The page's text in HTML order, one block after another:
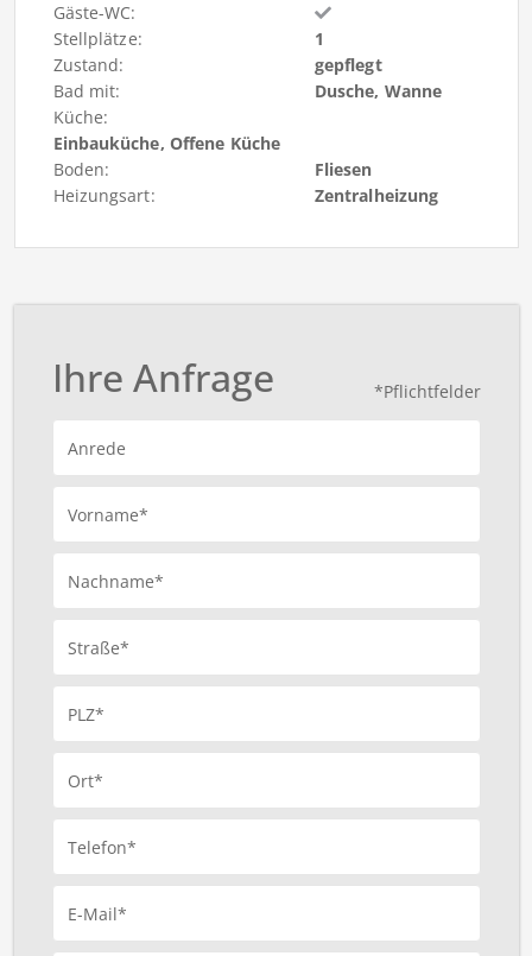
Gäste-WC:
Stellplätze:
1
Zustand:
gepflegt
Bad mit:
Dusche, Wanne
Küche:
Einbauküche, Offene Küche
Boden:
Fliesen
Heizungsart:
Zentralheizung
*Pflichtfelder
Ihre Anfrage
Anrede
Vorname*
Nachname*
Straße*
PLZ*
Ort*
Telefon*
E-Mail*